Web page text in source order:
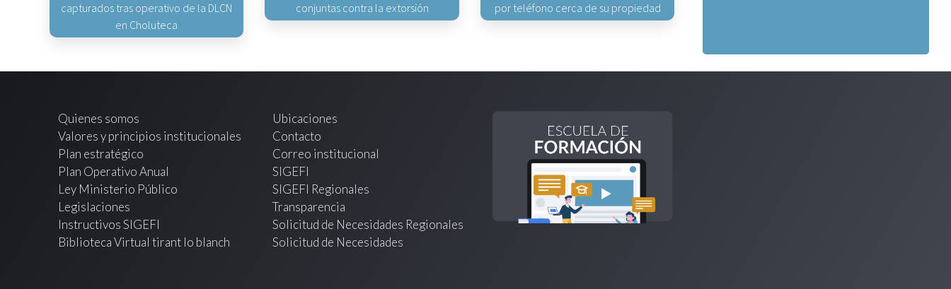
capturados tras operativo de la DLCN
en Choluteca
conjuntas contra la extorsión
por teléfono cerca de su propiedad
Quienes somos
Valores y principios institucionales
Plan estratégico
Plan Operativo Anual
Ley Ministerio Público
Legislaciones
Instructivos SIGEFI
Biblioteca Virtual tirant lo blanch
Ubicaciones
Contacto
Correo institucional
SIGEFI
SIGEFI Regionales
Transparencia
Solicitud de Necesidades Regionales
Solicitud de Necesidades